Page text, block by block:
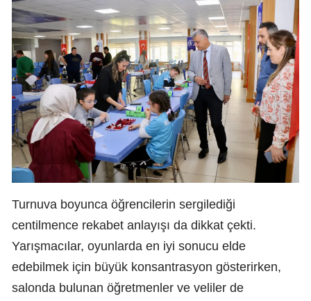
Turnuva boyunca öğrencilerin sergilediği
centilmence rekabet anlayışı da dikkat çekti.
Yarışmacılar, oyunlarda en iyi sonucu elde
edebilmek için büyük konsantrasyon gösterirken,
salonda bulunan öğretmenler ve veliler de